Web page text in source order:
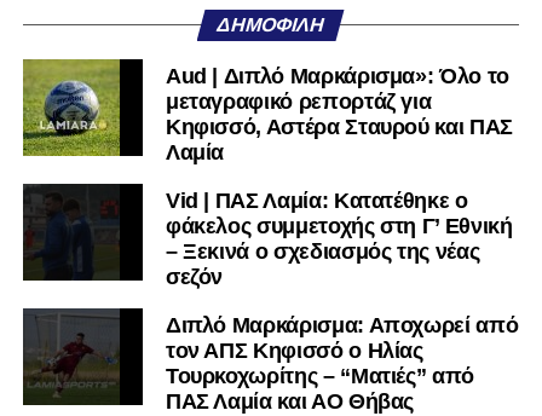
Twitterκαι στοInstagram
μαθαίνετε σε χρόνο dt όλα τα νέα.
ΔΗΜΟΦΙΛΉ
Aud | Διπλό Μαρκάρισμα»: Όλο το
μεταγραφικό ρεπορτάζ για
Κηφισσό, Αστέρα Σταυρού και ΠΑΣ
Λαμία
Vid | ΠΑΣ Λαμία: Κατατέθηκε ο
φάκελος συμμετοχής στη Γ’ Εθνική
– Ξεκινά ο σχεδιασμός της νέας
σεζόν
Διπλό Μαρκάρισμα: Αποχωρεί από
τον ΑΠΣ Κηφισσό ο Ηλίας
Τουρκοχωρίτης – “Ματιές” από
ΠΑΣ Λαμία και ΑΟ Θήβας